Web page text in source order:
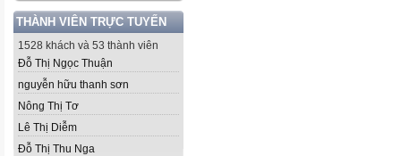
THÀNH VIÊN TRỰC TUYẾN
1528 khách và 53 thành viên
Đỗ Thị Ngọc Thuận
nguyễn hữu thanh sơn
Nông Thị Tơ
Lê Thị Diễm
Đỗ Thị Thu Nga